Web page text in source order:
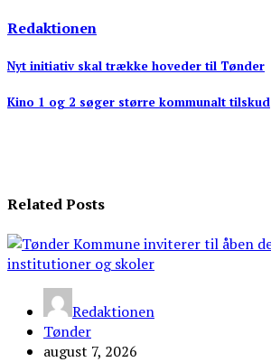
Redaktionen
Indlægsnavigation
Nyt initiativ skal trække hoveder til Tønder
Kino 1 og 2 søger større kommunalt tilskud
Related Posts
Redaktionen
Tønder
august 7, 2026